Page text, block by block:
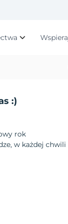
:)
rok
w każdej chwili